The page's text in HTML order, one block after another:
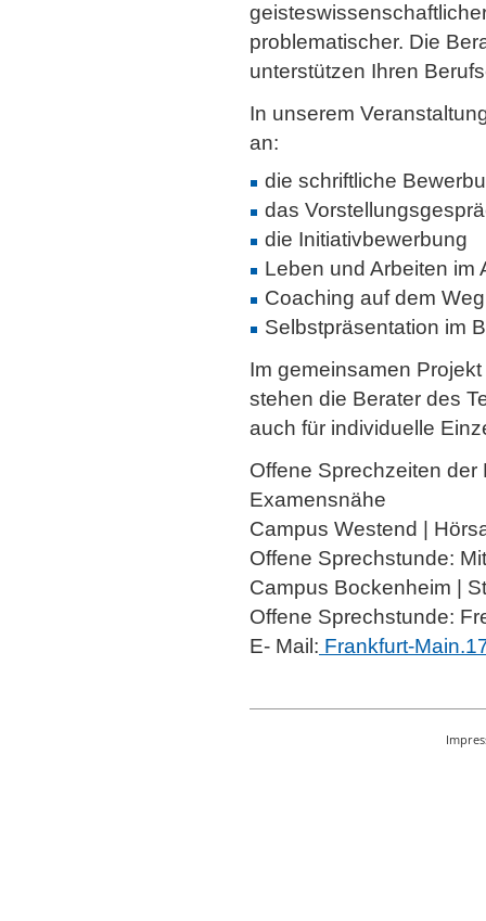
problematischer. Die
unterstützen Ihren
In unserem
an:
die schriftliche
das
die Initiativbewerbung
Leben und Arbeiten im
Coaching auf dem
Selbstpräsentation im
Im gemeinsamen
stehen die Berater des
auch für individuelle
Offene Sprechzeiten
Examensnähe
Campus Westend |
Offene Sprechstunde:
Campus Bockenheim |
Offene Sprechstunde:
E- Mail: Frankfurt-